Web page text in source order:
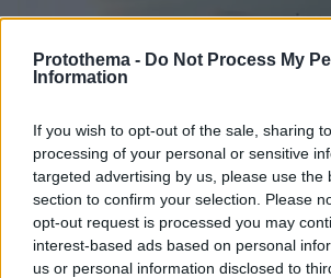
Protothema - Do Not Process My
Information
If you wish to opt-out of the sale, sharing
processing of your personal or sensitive
targeted advertising by us, please use the
section to confirm your selection. Please
opt-out request is processed you may
interest-based ads based on personal
us or personal information disclosed to